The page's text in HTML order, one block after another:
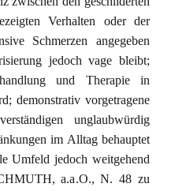
Verhalten oder der
Schmerzen angegeben
jedoch vage bleibt;
und Therapie in
demonstrativ vorgetragene
unglaubwürdig
im Alltag behauptet
Umfeld jedoch weitgehend
a.a.O., N. 48 zu